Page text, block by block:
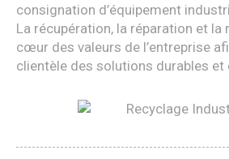
consignation d’équipement
La récupération, la réparation et
cœur des valeurs de l’entreprise
clientèle des solutions durables et